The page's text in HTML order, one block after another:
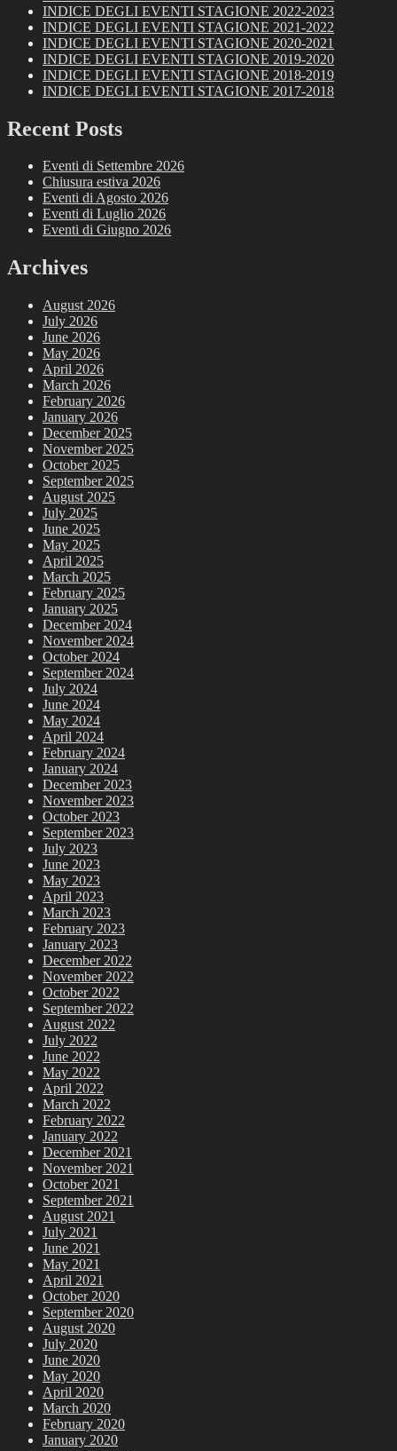
INDICE DEGLI EVENTI STAGIONE 2022-2023
INDICE DEGLI EVENTI STAGIONE 2021-2022
INDICE DEGLI EVENTI STAGIONE 2020-2021
INDICE DEGLI EVENTI STAGIONE 2019-2020
INDICE DEGLI EVENTI STAGIONE 2018-2019
INDICE DEGLI EVENTI STAGIONE 2017-2018
Recent Posts
Eventi di Settembre 2026
Chiusura estiva 2026
Eventi di Agosto 2026
Eventi di Luglio 2026
Eventi di Giugno 2026
Archives
August 2026
July 2026
June 2026
May 2026
April 2026
March 2026
February 2026
January 2026
December 2025
November 2025
October 2025
September 2025
August 2025
July 2025
June 2025
May 2025
April 2025
March 2025
February 2025
January 2025
December 2024
November 2024
October 2024
September 2024
July 2024
June 2024
May 2024
April 2024
February 2024
January 2024
December 2023
November 2023
October 2023
September 2023
July 2023
June 2023
May 2023
April 2023
March 2023
February 2023
January 2023
December 2022
November 2022
October 2022
September 2022
August 2022
July 2022
June 2022
May 2022
April 2022
March 2022
February 2022
January 2022
December 2021
November 2021
October 2021
September 2021
August 2021
July 2021
June 2021
May 2021
April 2021
October 2020
September 2020
August 2020
July 2020
June 2020
May 2020
April 2020
March 2020
February 2020
January 2020